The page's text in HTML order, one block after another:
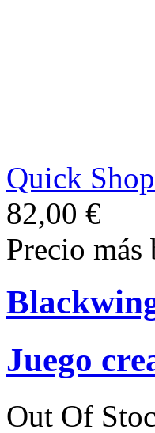
Quick Shop
82,00 €
Precio
Juego
Out Of